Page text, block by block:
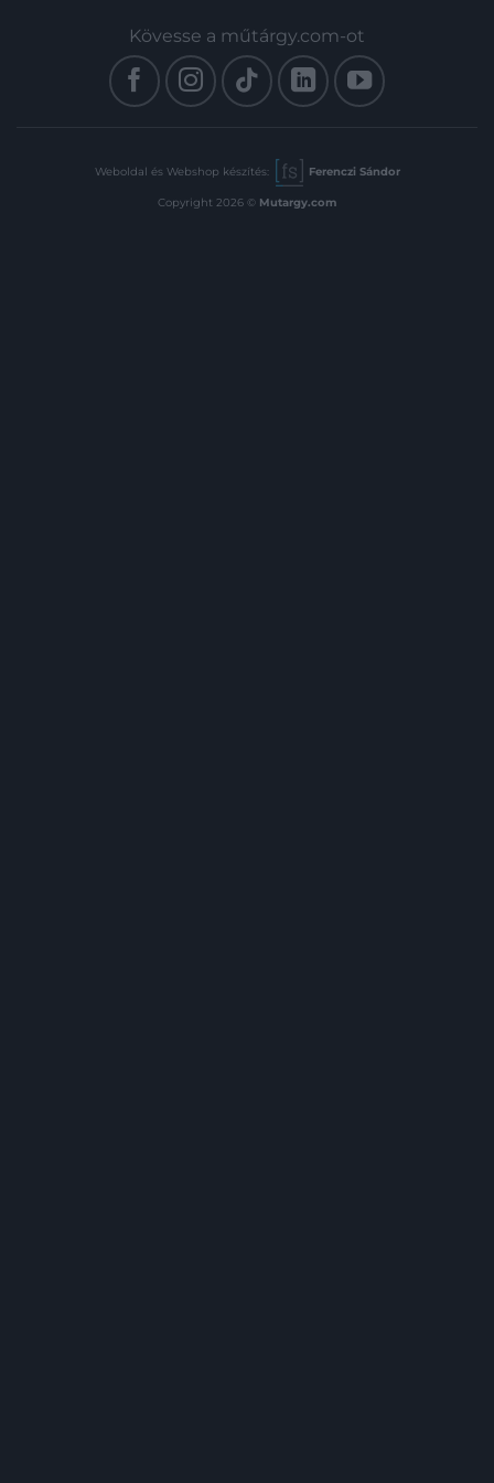
Kövesse a műtárgy.com-ot
Weboldal és Webshop készítés: Ferenczi Sándor
Copyright 2026 © Mutargy.com